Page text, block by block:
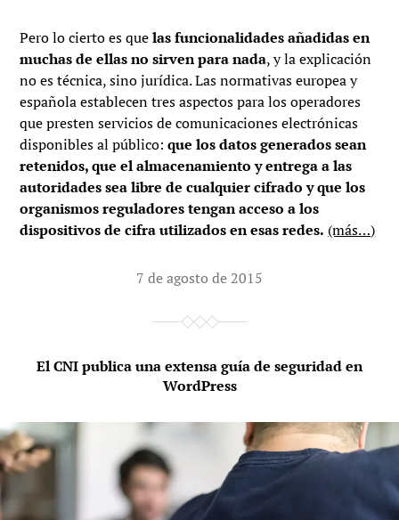
Pero lo cierto es quelas funcionalidades añadidas en
muchas de ellas no sirven para nada, y la explicación
no es técnica, sino jurídica. Las normativas europea y
española establecen tres aspectos para los operadores
que presten servicios de comunicaciones electrónicas
disponibles al público:que los datos generados sean
retenidos, que el almacenamiento y entrega a las
autoridades sea libre de cualquier cifrado y que los
organismos reguladores tengan acceso a los
dispositivos de cifra utilizados en esas redes. (más…)
7 de agosto de 2015
El CNI publica una extensa guía de seguridad en
WordPress